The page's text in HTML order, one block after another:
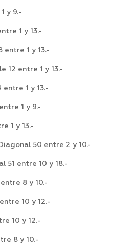
y 9.-
1 y 13.-
entre 1 y 13.-
12 entre 1 y 13.-
1 y 13.-
1 y 9.-
1 y 13.-
50 entre 2 y 10.-
51 entre 10 y 18.-
8 y 10.-
10 y 12.-
10 y 12.-
8 y 10.-